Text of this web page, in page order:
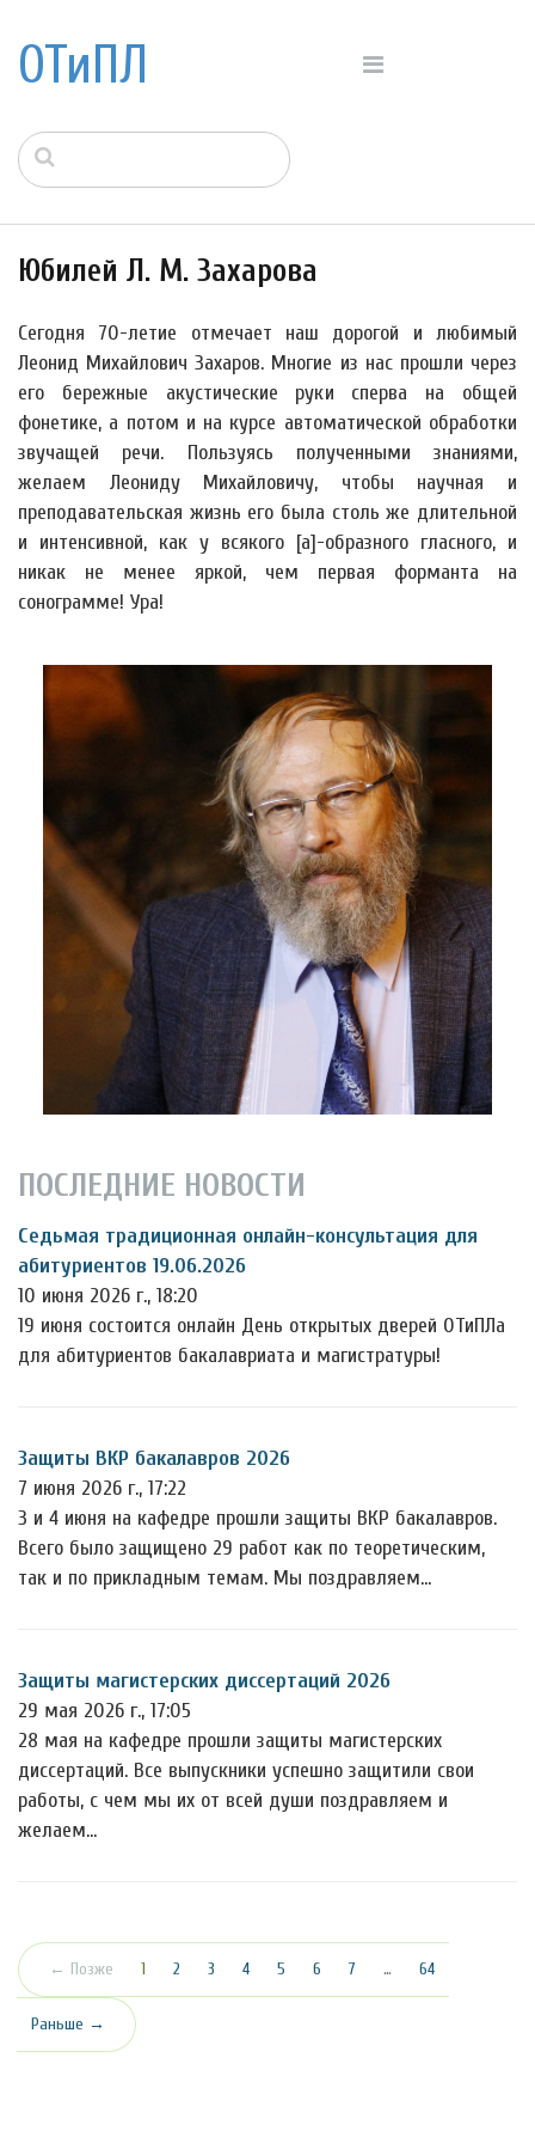
ОТиПЛ
Юбилей Л. М. Захарова
Сегодня 70-летие отмечает наш дорогой и любимый
Леонид Михайлович Захаров. Многие из нас прошли через
его бережные акустические руки сперва на общей
фонетике, а потом и на курсе автоматической обработки
звучащей речи. Пользуясь полученными знаниями,
желаем Леониду Михайловичу, чтобы научная и
преподавательская жизнь его была столь же длительной
и интенсивной, как у всякого [а]-образного гласного, и
никак не менее яркой, чем первая форманта на
сонограмме! Ура!
ПОСЛЕДНИЕ НОВОСТИ
Седьмая традиционная онлайн-консультация для
абитуриентов 19.06.2026
10 июня 2026 г., 18:20
19 июня состоится онлайн День открытых дверей ОТиПЛа
для абитуриентов бакалавриата и магистратуры!
Защиты ВКР бакалавров 2026
7 июня 2026 г., 17:22
3 и 4 июня на кафедре прошли защиты ВКР бакалавров.
Всего было защищено 29 работ как по теоретическим,
так и по прикладным темам. Мы поздравляем…
Защиты магистерских диссертаций 2026
29 мая 2026 г., 17:05
28 мая на кафедре прошли защиты магистерских
диссертаций. Все выпускники успешно защитили свои
работы, с чем мы их от всей души поздравляем и
желаем…
← Позже 1 (текущая)
2 3 4 5 6 7 … 64
Раньше →